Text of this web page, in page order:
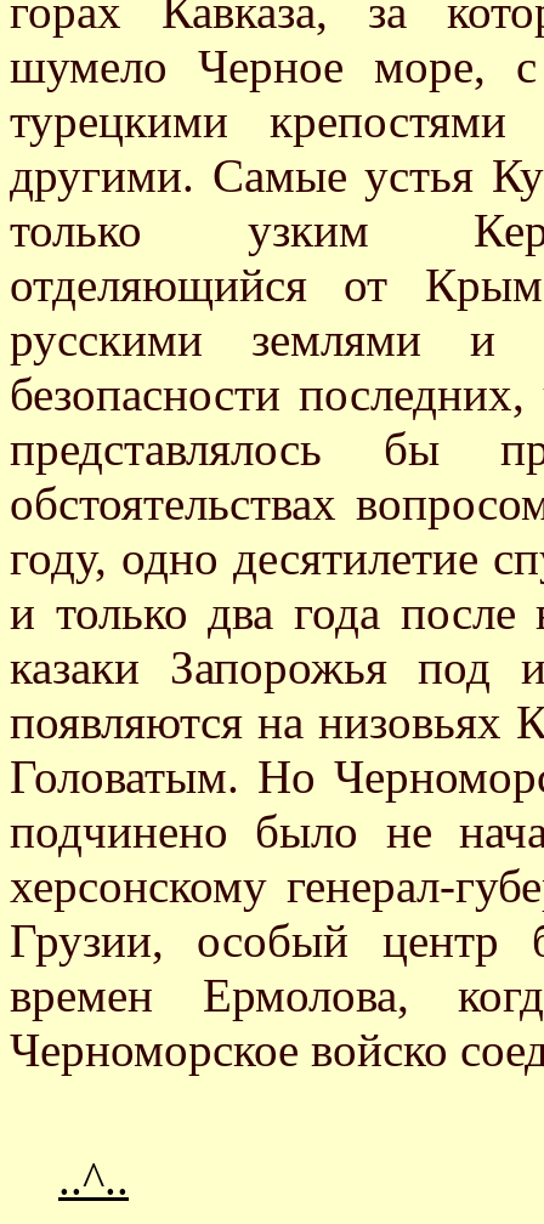
горах Кавказа, за
шумело Черное море,
турецкими
другими. Самые устья
только узким
отделяющийся от
русскими землями и
безопасности последних,
представлялось бы
обстоятельствах
году, одно десятилетие
и только два года
казаки Запорожья под
появляются на низовьях
Головатым. Но
подчинено было не
херсонскому генерал-
Грузии, особый
времен Ермолова,
Черноморское войско
..^..